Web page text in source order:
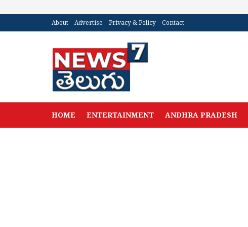
About Advertise Privacy & Policy Contact
HOME ENTERTAINMENT ANDHRA PRADESH